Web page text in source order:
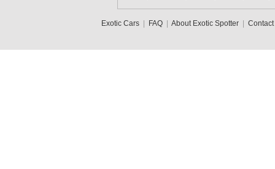
Exotic Cars| FAQ| About Exotic Spotter| Contact